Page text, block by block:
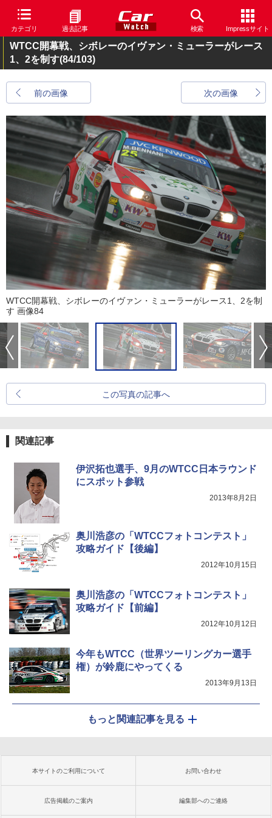
カテゴリ 過去記事 検索 Impressサイト
WTCC開幕戦、シボレーのイヴァン・ミューラーがレース
1、2を制す(84/103)
前の画像 次の画像
WTCC開幕戦、シボレーのイヴァン・ミューラーがレース1、2を制
す 画像84
この写真の記事へ
関連記事
伊沢拓也選手、9月のWTCC日本ラウンド
にスポット参戦
2013年8月2日
奥川浩彦の「WTCCフォトコンテスト」
攻略ガイド【後編】
2012年10月15日
奥川浩彦の「WTCCフォトコンテスト」
攻略ガイド【前編】
2012年10月12日
今年もWTCC（世界ツーリングカー選手
権）が鈴鹿にやってくる
2013年9月13日
もっと関連記事を見る
本サイトのご利用について お問い合わせ
広告掲載のご案内 編集部へのご連絡